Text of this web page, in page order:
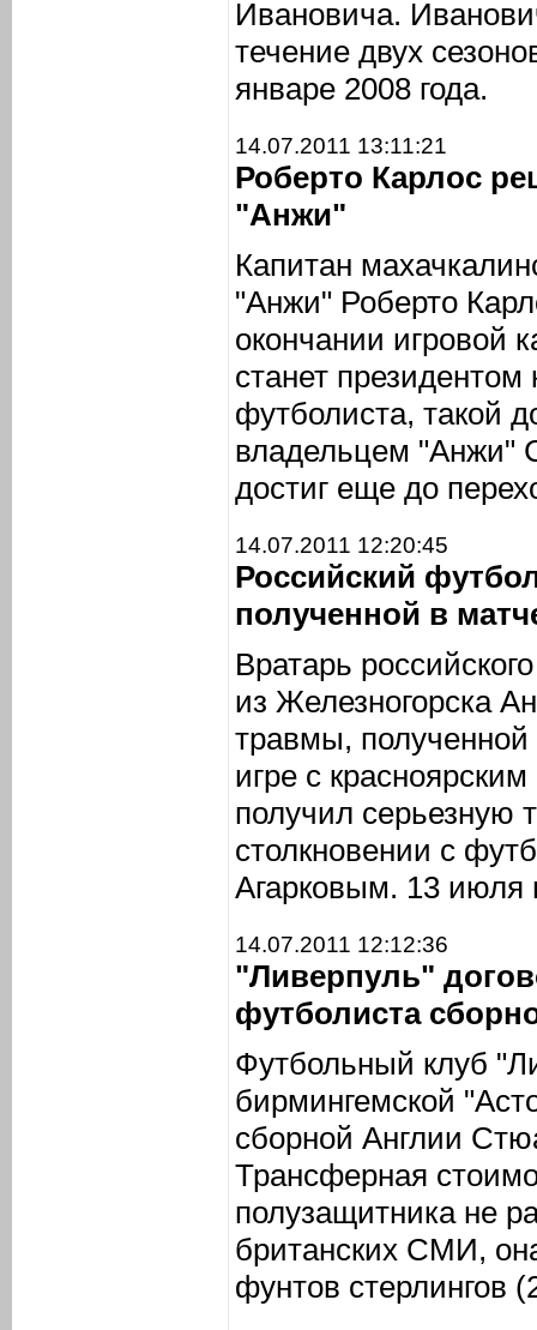
Ивановича.
течение двух
январе 2008 года.
14.07.2011 13:11:21
Роберто Карлос
"Анжи"
Капитан
"Анжи" Роберто
окончании игровой
станет
футболиста, такой
владельцем "Анжи"
достиг еще до
14.07.2011 12:20:45
Российский
полученной в
Вратарь
из Железногорска
травмы,
игре с
получил серьезную
столкновении с
Агарковым. 13 июля
14.07.2011 12:12:36
"Ливерпуль"
футболиста
Футбольный клуб
бирмингемской
сборной Англии
Трансферная
полузащитника не
британских СМИ,
фунтов стерлингов